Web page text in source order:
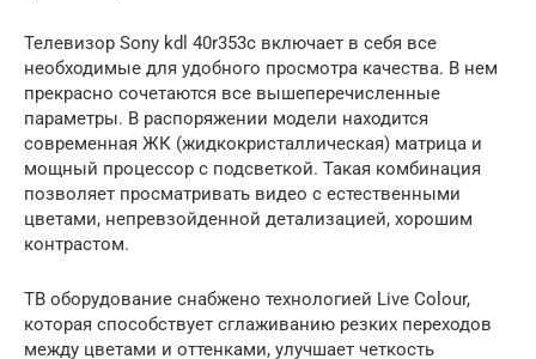
Телевизор Sony kdl 40r353c включает в себя все
необходимые для удобного просмотра качества. В нем
прекрасно сочетаются все вышеперечисленные
параметры. В распоряжении модели находится
современная ЖК (жидкокристаллическая) матрица и
мощный процессор с подсветкой. Такая комбинация
позволяет просматривать видео с естественными
цветами, непревзойденной детализацией, хорошим
контрастом.
ТВ оборудование снабжено технологией Live Colour,
которая способствует сглаживанию резких переходов
между цветами и оттенками, улучшает четкость